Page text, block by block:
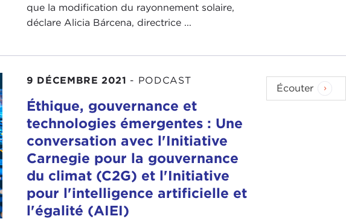
que la modification du rayonnement solaire,
déclare Alicia Bárcena, directrice ...
9 DÉCEMBRE 2021 - PODCAST
Éthique, gouvernance et
technologies émergentes : Une
conversation avec l'Initiative
Carnegie pour la gouvernance
du climat (C2G) et l'Initiative
pour l'intelligence artificielle et
l'égalité (AIEI)
Écouter